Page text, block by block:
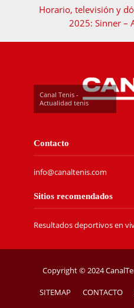
Horario, televisión y
2025: Sinner –
Canal Tenis -
Actualidad tenis
Contacto
info@canaltenis.com
Sitios recomendados
Resultados deportivos en
Copyright © 2024
SITEMAP CONTACTO